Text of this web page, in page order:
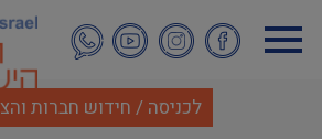
לתוכן
העיקרי
לכניסה / חידוש חברות